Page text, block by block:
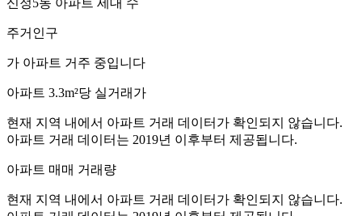
주거인구
가 아파트 거주 중입니다
아파트 3.3m²당 실거래가
현재 지역 내에서 아파트 거래 데이터가 확인되지 않습니다.
아파트 거래 데이터는 2019년 이후부터 제공됩니다.
아파트 매매 거래량
현재 지역 내에서 아파트 거래 데이터가 확인되지 않습니다.